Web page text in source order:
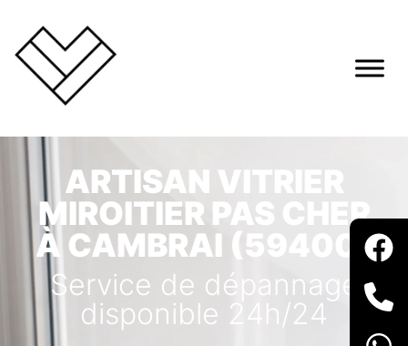
ARTISAN VITRIER
MIROITIER PAS CHER
À CAMBRAI (59400)
Service de dépannage
disponible 24h/24